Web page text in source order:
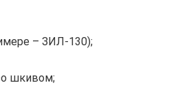
– ЗИЛ-130);
шкивом;